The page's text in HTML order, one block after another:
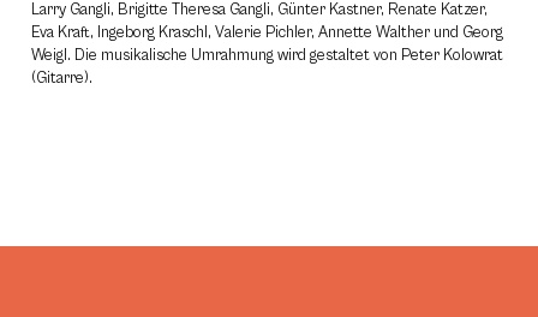
Larry Gangli, Brigitte Theresa Gangli, Günter Kastner, Renate Katzer,
Eva Kraft, Ingeborg Kraschl, Valerie Pichler, Annette Walther und Georg
Weigl. Die musikalische Umrahmung wird gestaltet von Peter Kolowrat
(Gitarre).